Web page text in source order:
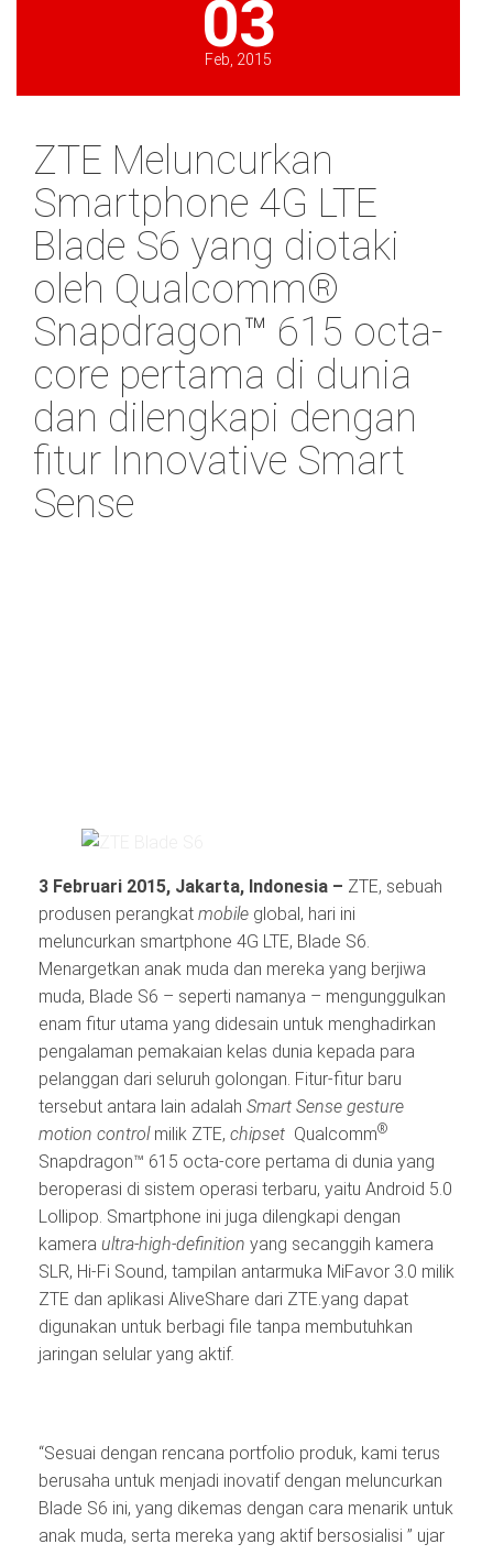
03
Feb, 2015
ZTE Meluncurkan
Smartphone 4G LTE
Blade S6 yang diotaki
oleh Qualcomm®
Snapdragon™ 615 octa-
core pertama di dunia
dan dilengkapi dengan
fitur Innovative Smart
Sense
3 Februari 2015, Jakarta, Indonesia – ZTE, sebuah
produsen perangkat mobile global, hari ini
meluncurkan smartphone 4G LTE, Blade S6.
Menargetkan anak muda dan mereka yang berjiwa
muda, Blade S6 – seperti namanya – mengunggulkan
enam fitur utama yang didesain untuk menghadirkan
pengalaman pemakaian kelas dunia kepada para
pelanggan dari seluruh golongan. Fitur-fitur baru
tersebut antara lain adalah Smart Sense gesture
motion controlmilik ZTE, chipset Qualcomm®
Snapdragon™ 615 octa-core pertama di dunia yang
beroperasi di sistem operasi terbaru, yaitu Android 5.0
Lollipop. Smartphone ini juga dilengkapi dengan
kamera ultra-high-definition yang secanggih kamera
SLR, Hi-Fi Sound, tampilan antarmuka MiFavor 3.0 milik
ZTE dan aplikasi AliveShare dari ZTE.yang dapat
digunakan untuk berbagi file tanpa membutuhkan
jaringan selular yang aktif.
“Sesuai dengan rencana portfolio produk, kami terus
berusaha untuk menjadi inovatif dengan meluncurkan
Blade S6 ini, yang dikemas dengan cara menarik untuk
anak muda, serta mereka yang aktif bersosialisi ” ujar